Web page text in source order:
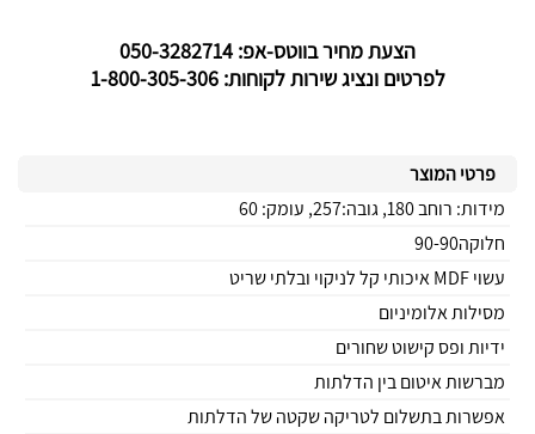
הצעת מחיר בווטס-אפ: 050-3282714
לפרטים ונציג שירות לקוחות: 1-800-305-306
פרטי המוצר
מידות: רוחב 180, גובה:257, עומק: 60
חלוקה90-90
עשוי MDF איכותי קל לניקוי ובלתי שריט
מסילות אלומיניום
ידיות ופס קישוט שחורים
מברשות איטום בין הדלתות
אפשרות בתשלום לטריקה שקטה של הדלתות